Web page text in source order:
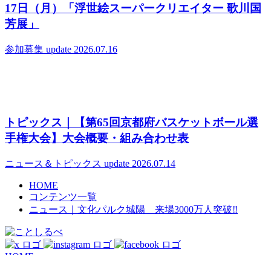
17日（月）「浮世絵スーパークリエイター 歌川国
芳展」
参加募集 update 2026.07.16
トピックス｜【第65回京都府バスケットボール選
手権大会】大会概要・組み合わせ表
ニュース＆トピックス update 2026.07.14
HOME
コンテンツ一覧
ニュース｜文化パルク城陽 来場3000万人突破‼